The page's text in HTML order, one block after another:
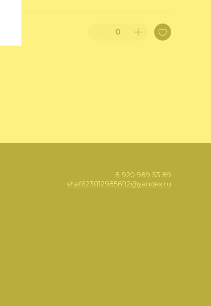
8 920 989 53 89
shaf623012985692@yandex.ru